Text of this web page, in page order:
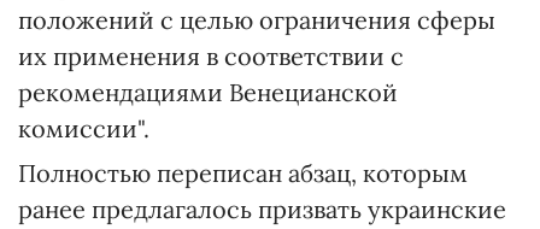
положений с целью ограничения сферы
их применения в соответствии с
рекомендациями Венецианской
комиссии".
Полностью переписан абзац, которым
ранее предлагалось призвать украинские